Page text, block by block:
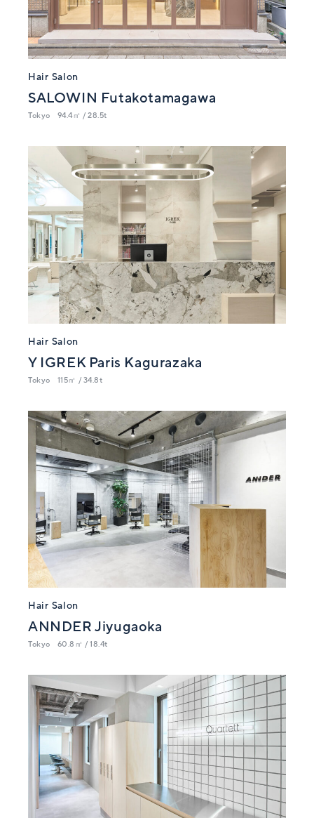
Hair Salon
SALOWIN Futakotamagawa
Tokyo 94.4㎡ / 28.5t
Hair Salon
Y IGREK Paris Kagurazaka
Tokyo 115㎡ / 34.8t
Hair Salon
ANNDER Jiyugaoka
Tokyo 60.8㎡ / 18.4t